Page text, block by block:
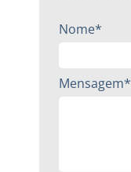
Nome*
Mensagem*